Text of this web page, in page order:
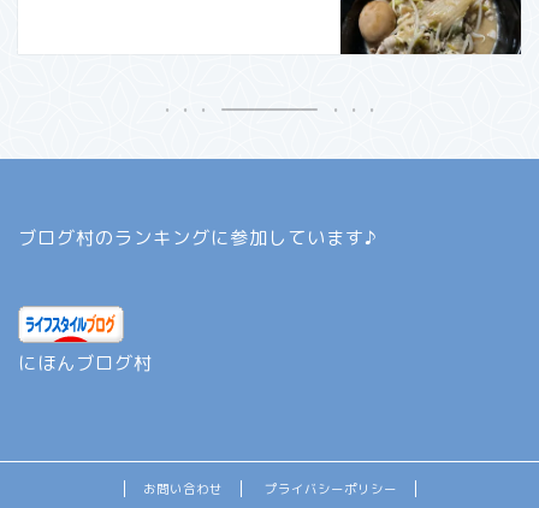
ブログ村のランキングに参加しています♪
にほんブログ村
お問い合わせ プライバシーポリシー